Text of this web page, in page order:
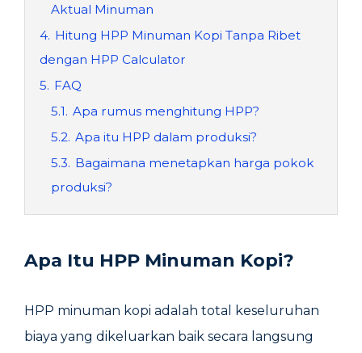
Aktual Minuman
4. Hitung HPP Minuman Kopi Tanpa Ribet
dengan HPP Calculator
5. FAQ
5.1. Apa rumus menghitung HPP?
5.2. Apa itu HPP dalam produksi?
5.3. Bagaimana menetapkan harga pokok
produksi?
Apa Itu HPP Minuman Kopi?
HPP minuman kopi adalah total keseluruhan
biaya yang dikeluarkan baik secara langsung